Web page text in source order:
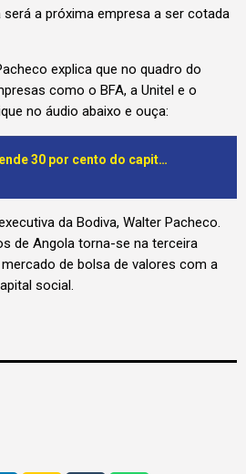
será a próxima empresa a ser cotada
explica que no quadro do
como o BFA, a Unitel e o
no áudio abaixo e ouça:
ENSA vende 30 por cento do capital à Bolsa de Valores
da Bodiva, Walter Pacheco.
de Angola torna-se na terceira
de bolsa de valores com a
social.